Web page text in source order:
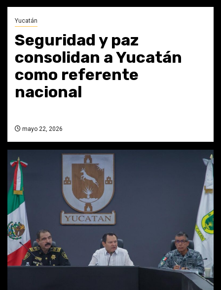
Yucatán
Seguridad y paz
consolidan a Yucatán
como referente
nacional
mayo 22, 2026